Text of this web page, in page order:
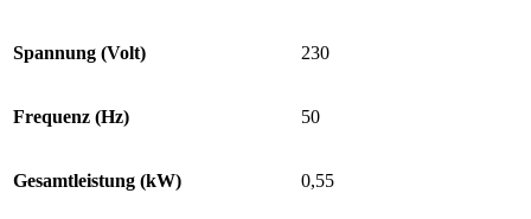
Spannung (Volt) 230
Frequenz (Hz) 50
Gesamtleistung (kW) 0,55